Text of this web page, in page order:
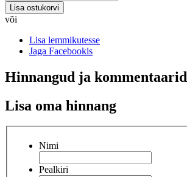
Lisa ostukorvi
või
Lisa lemmikutesse
Jaga Facebookis
Hinnangud ja kommentaarid
Lisa oma hinnang
Nimi
Pealkiri